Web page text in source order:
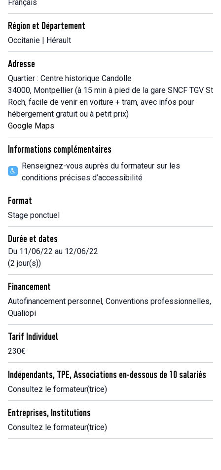
Français
Région et Département
Occitanie | Hérault
Adresse
Quartier : Centre historique Candolle
34000, Montpellier (à 15 min à pied de la gare SNCF TGV St
Roch, facile de venir en voiture + tram, avec infos pour
hébergement gratuit ou à petit prix)
Google Maps
Informations complémentaires
Renseignez-vous auprès du formateur sur les
conditions précises d’accessibilité
Format
Stage ponctuel
Durée et dates
Du 11/06/22 au 12/06/22
(2 jour(s))
Financement
Autofinancement personnel, Conventions professionnelles,
Qualiopi
Tarif Individuel
230€
Indépendants, TPE, Associations en-dessous de 10 salariés
Consultez le formateur(trice)
Entreprises, Institutions
Consultez le formateur(trice)